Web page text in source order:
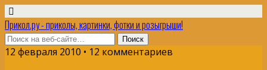
Прикол.ру - приколы, картинки, фотки и розыгрыши!
12 февраля 2010 • 12 комментариев